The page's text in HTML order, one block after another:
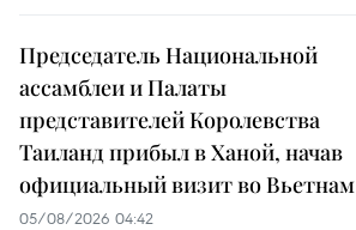
Председатель Национальной
ассамблеи и Палаты
представителей Королевства
Таиланд прибыл в Ханой, начав
официальный визит во Вьетнам
05/08/2026 04:42